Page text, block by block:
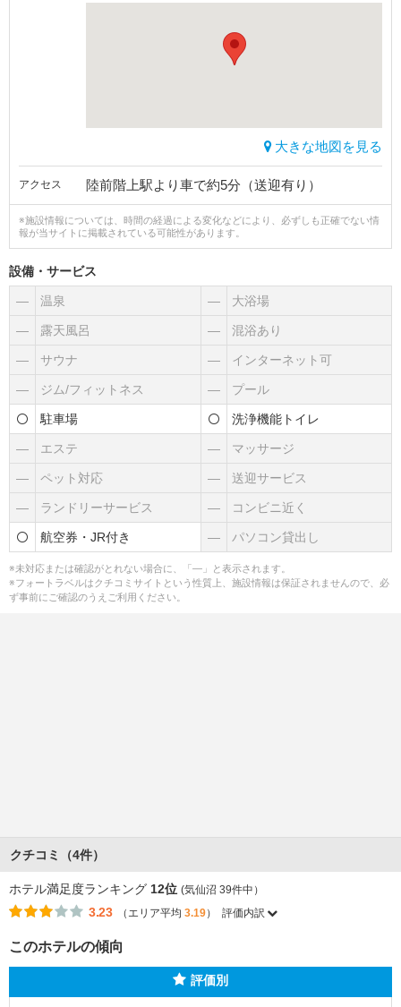
大きな地図を見る
アクセス 陸前階上駅より車で約5分（送迎有り）
※施設情報については、時間の経過による変化などにより、必ずしも正確でない情
報が当サイトに掲載されている可能性があります。
設備・サービス
― 温泉 ― 大浴場
― 露天風呂 ― 混浴あり
― サウナ ― インターネット可
― ジム/フィットネス ― プール
駐車場 洗浄機能トイレ
― エステ ― マッサージ
― ペット対応 ― 送迎サービス
― ランドリーサービス ― コンビニ近く
航空券・JR付き ― パソコン貸出し
※未対応または確認がとれない場合に、「―」と表示されます。
※フォートラベルはクチコミサイトという性質上、施設情報は保証されませんので、必
ず事前にご確認のうえご利用ください。
クチコミ（4件）
ホテル満足度ランキング 12位 (気仙沼 39件中）
3.23 （エリア平均 3.19） 評価内訳
このホテルの傾向
評価別